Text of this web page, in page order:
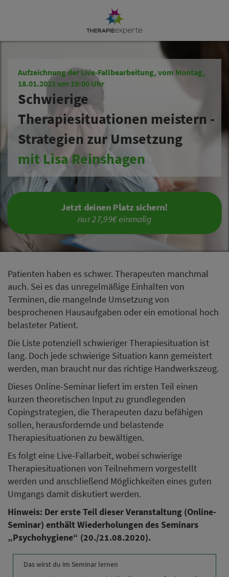
Aufzeichnung der Live-Fallbearbeitung, vom Montag,
18.01.2021 um 19:00 Uhr
Schwierige
Therapiesituationen meistern -
Strategien zur Umsetzung
mit Lisa Reinshagen
Jetzt deinen Platz sichern!
nur 27,99€ einmalig
Patienten haben es schwer. Therapeuten manchmal
auch. Sei es das unregelmäßige Einhalten von
Terminen, die mangelnde Umsetzung von
besprochenen Hausaufgaben oder ein emotional hoch
belasteter Patient.
Die Liste potenziell schwieriger Therapiesituation ist
lang. Doch jede schwierige Situation kann gemeistert
werden, man braucht nur das richtige Handwerkszeug.
Dieses Online-Seminar liefert im ersten Teil einen
kurzen theoretischen Input zu grundlegenden
Copingstrategien, die Therapeuten dazu befähigen
sollen, herausfordernde und belastende
Therapiesituationen zu bewältigen.
Es folgt eine Live-Fallarbeit, wobei schwierige
Therapiesituationen von Teilnehmern vorgestellt
werden und anschließend Möglichkeiten eines guten
Umgangs damit diskutiert werden.
Hinweis: Der erste Teil dieser Veranstaltung (Online-
Seminar) enthält Wiederholungen des Seminars
„Psychohygiene“ (20./21.08.2020).
Das wirst du im Seminar lernen